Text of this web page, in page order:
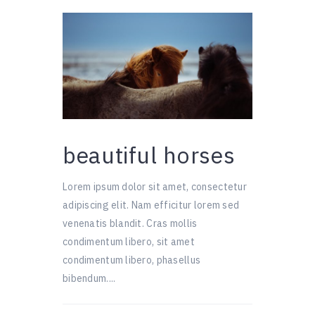
beautiful horses
Lorem ipsum dolor sit amet, consectetur
adipiscing elit. Nam efficitur lorem sed
venenatis blandit. Cras mollis
condimentum libero, sit amet
condimentum libero, phasellus
bibendum....